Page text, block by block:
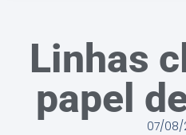
Linhas
papel
07/08/